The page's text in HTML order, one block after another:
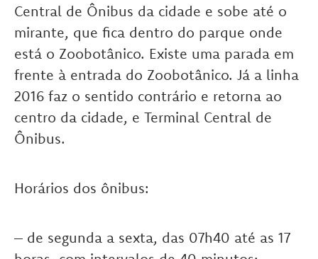
Central de Ônibus da cidade e sobe até o
mirante, que fica dentro do parque onde
está o Zoobotânico. Existe uma parada em
frente à entrada do Zoobotânico. Já a linha
2016 faz o sentido contrário e retorna ao
centro da cidade, e Terminal Central de
Ônibus.
Horários dos ônibus:
– de segunda a sexta, das 07h40 até as 17